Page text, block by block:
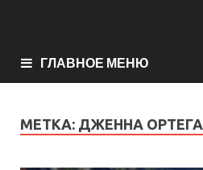
ГЛАВНОЕ МЕНЮ
МЕТКА: ДЖЕННА ОРТЕГА